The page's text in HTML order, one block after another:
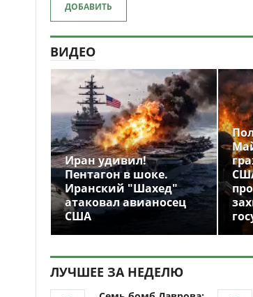
ДОБАВИТЬ
ВИДЕО
Иран удивил!
Пентагон в шоке.
Иранский "Шахед"
атаковал авианосец
США
ЛУЧШЕЕ ЗА НЕДЕЛЮ